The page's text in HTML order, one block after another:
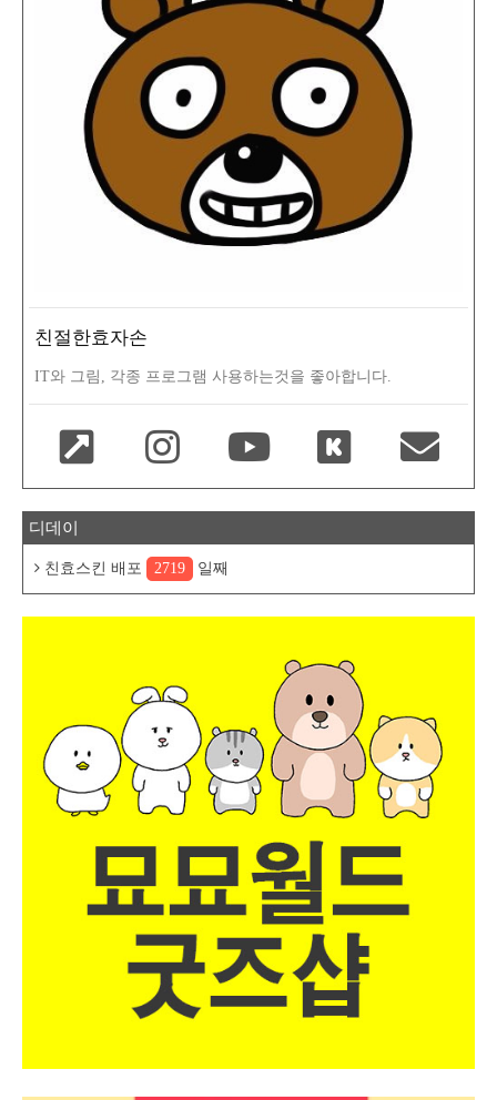
친절한효자손
IT와 그림, 각종 프로그램 사용하는것을 좋아합니다.
디데이
친효스킨 배포 2719 일째